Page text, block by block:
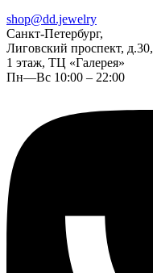
shop@dd.jewelry
Санкт-Петербург,
Лиговский проспект, д.30,
1 этаж, ТЦ «Галерея»
Пн—Вс 10:00 – 22:00